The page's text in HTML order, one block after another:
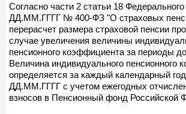
Согласно части 2 статьи 18 Федерального
ДД.ММ.ГГГГ № 400-ФЗ "О страховых
перерасчет размера страховой пенсии
случае увеличения величины
пенсионного коэффициента за периоды
Величина индивидуального пенсионного
определяется за каждый календарный
ДД.ММ.ГГГГ с учетом ежегодных
взносов в Пенсионный фонд Российской